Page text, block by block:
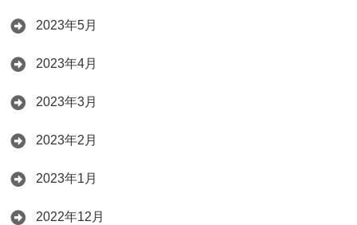
2023年5月
2023年4月
2023年3月
2023年2月
2023年1月
2022年12月